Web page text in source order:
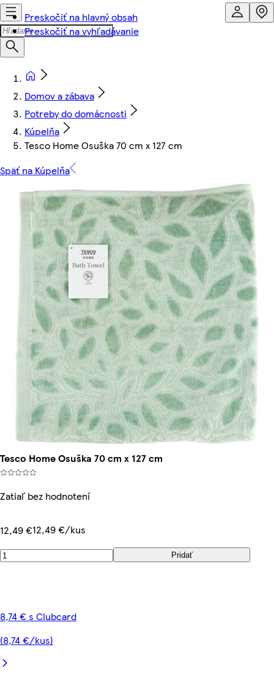
Preskočiť na hlavný obsah
Preskočiť na vyhľadávanie
Domov a zábava
Potreby do domácnosti
Kúpelňa
Tesco Home Osuška 70 cm x 127 cm
Späť na Kúpelňa
Tesco Home Osuška 70 cm x 127 cm
Zatiaľ bez hodnotení
12,49 €12,49 €/kus
Pridať
8,74 € s Clubcard
(8,74 €/kus)